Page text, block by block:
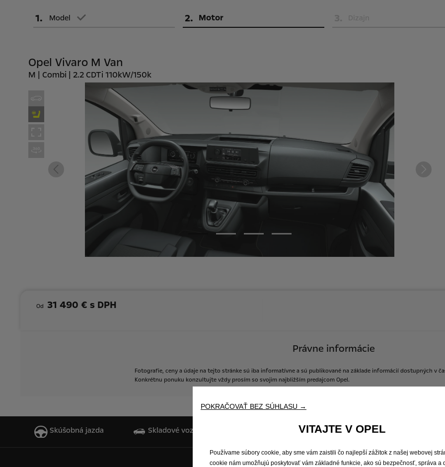
1. Model 2. Motor
Opel Vivaro M Van
M | Combi | 2.2 CDTi 110kW/150k
Od 31 490 € s DPH
Právne informácie
Fotografie, ceny a údaje na tejto stránke sú iba informatívne a sú publikované na základe informácií dostupných v
Konkrétnu ponuku konzultujte vždy prosím so svojim najbližším predajcom Opel.
Skúšobná jazda Skladové vozidlá Cenová ponuka Objednať do servisu
POKRAČOVAŤ BEZ SÚHLASU →
VITAJTE V OPEL
Používame súbory cookie, aby sme vám zaistili čo najlepší zážitok z našej webovej
cookie nám umožňujú poskytovať vám základné funkcie, ako sú bezpečnosť, správa a